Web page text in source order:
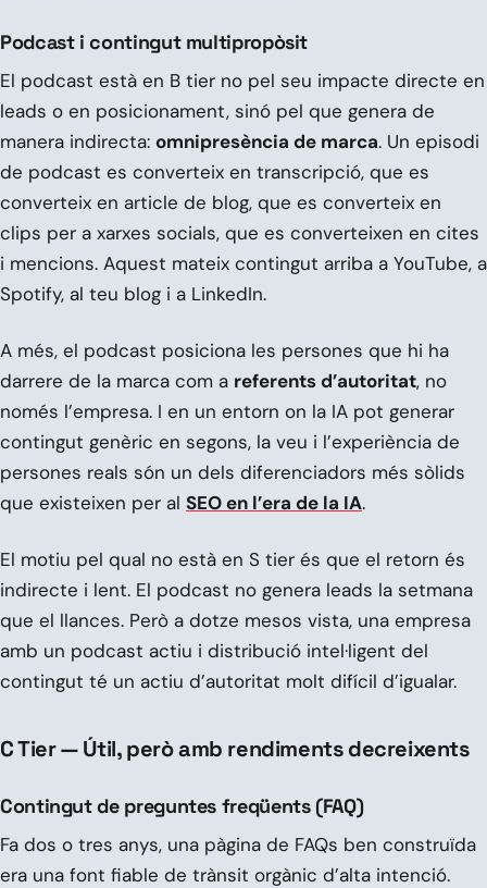
Podcast i contingut multipropòsit
El podcast està en B tier no pel seu impacte directe en
leads o en posicionament, sinó pel que genera de
manera indirecta: omnipresència de marca. Un episodi
de podcast es converteix en transcripció, que es
converteix en article de blog, que es converteix en
clips per a xarxes socials, que es converteixen en cites
i mencions. Aquest mateix contingut arriba a YouTube, a
Spotify, al teu blog i a LinkedIn.
A més, el podcast posiciona les persones que hi ha
darrere de la marca com a referents d’autoritat, no
només l’empresa. I en un entorn on la IA pot generar
contingut genèric en segons, la veu i l’experiència de
persones reals són un dels diferenciadors més sòlids
que existeixen per al SEO en l’era de la IA.
El motiu pel qual no està en S tier és que el retorn és
indirecte i lent. El podcast no genera leads la setmana
que el llances. Però a dotze mesos vista, una empresa
amb un podcast actiu i distribució intel·ligent del
contingut té un actiu d’autoritat molt difícil d’igualar.
C Tier — Útil, però amb rendiments decreixents
Contingut de preguntes freqüents (FAQ)
Fa dos o tres anys, una pàgina de FAQs ben construïda
era una font fiable de trànsit orgànic d’alta intenció.